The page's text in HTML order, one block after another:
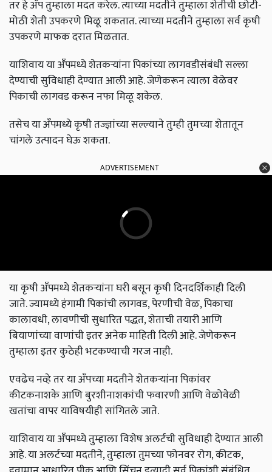
तर हे अँप तुम्हाला मदत करेल. त्याच्या मदतीने तुम्हाला शेतीची छोटी-
मोठी शेती उपकरणे मिळू शकतात. त्याच्या मदतीने तुम्हाला सर्व कृषी
उपकरणे माफक दरात मिळतात.
याशिवाय या अँपमध्ये शेतकऱ्यांना पिकांच्या लागवडीसंबंधी सल्ला
देण्याची सुविधाही देण्यात आली आहे. जेणेकरून त्याला वेळेवर
पिकाची लागवड करून नफा मिळू शकेल.
तसेच या अँपमध्ये कृषी तज्ज्ञांच्या सल्ल्याने तुम्ही तुमच्या शेतातून
चांगले उत्पादन घेऊ शकता.
ADVERTISEMENT
या कृषी अँपमध्ये शेतकऱ्यांना घरी बसून कृषी दिनदर्शिकाही दिली
जाते. ज्यामध्ये हंगामी पिकांची लागवड, पेरणीची वेळ, पिकाचा
कालावधी, लावणीची सुधारित पद्धत, शेताची तयारी आणि
बियाणांच्या वाणांची इतर अनेक माहिती दिली आहे. जेणेकरून
तुम्हाला इतर कुठेही भटकण्याची गरज नाही.
एवढेच नव्हे तर या अँपच्या मदतीने शेतकऱ्यांना पिकांवर
कीटकनाशके आणि बुरशीनाशकांची फवारणी आणि वेळोवेळी
खतांचा वापर याविषयीही सांगितले जाते.
याशिवाय या अँपमध्ये तुम्हाला विशेष अलर्टची सुविधाही देण्यात आली
आहे. या अलर्टच्या मदतीने, तुम्हाला तुमच्या फोनवर रोग, कीटक,